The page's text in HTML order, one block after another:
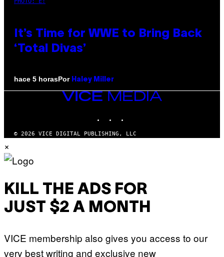
It’s Time for WWE to Bring Back
‘Total Divas’
hace 5 horasPor Haley Miller
VICE
MEDIA
© 2026 VICE DIGITAL PUBLISHING, LLC
×
KILL THE ADS FOR
JUST $2 A MONTH
VICE membership also gives you access to our
very best writing and exclusive new